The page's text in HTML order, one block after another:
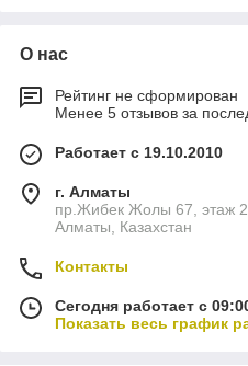
О нас
Рейтинг не сформирован
Менее 5 отзывов за
Работает с 19.10.2010
г. Алматы
пр.Жибек Жолы 67, этаж
Алматы, Казахстан
Контакты
Сегодня работает с
Показать весь график